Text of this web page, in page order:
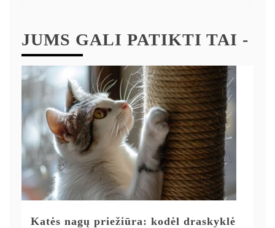
JUMS GALI PATIKTI TAI -
Katės nagų priežiūra: kodėl draskyklė